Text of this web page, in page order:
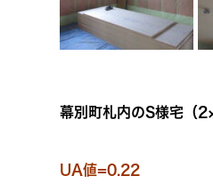
幕別町札内のS様宅（
UA値=0.22